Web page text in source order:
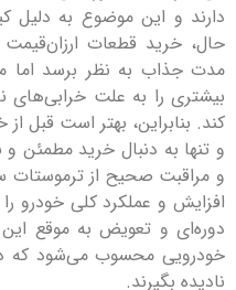
این موضوع به دلیل کیفیت و
قطعات ارزان‌قیمت و
به نظر برسد اما ممکن
به علت خرابی‌های ناشی از
بهتر است قبل از خرید
دنبال خرید مطمئن و باکیفیت
صحیح از ترموستات سراتو
عملکرد کلی خودرو را بهبود
تعویض به موقع این قطعه
محسوب می‌شود که دارندگان